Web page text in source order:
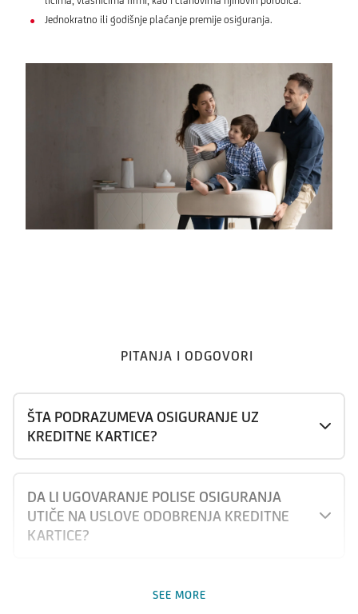
Jednokratno ili godišnje plaćanje premije osiguranja.
SEE MORE
PITANJA I ODGOVORI
ŠTA PODRAZUMEVA OSIGURANJE UZ
KREDITNE KARTICE?
DA LI UGOVARANJE POLISE OSIGURANJA
UTIČE NA USLOVE ODOBRENJA KREDITNE
KARTICE?
KAKO PLAĆAM PREMIJU?